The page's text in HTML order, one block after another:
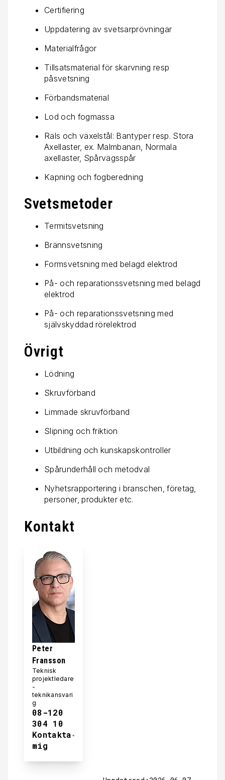
Certifiering
Uppdatering av svetsarprövningar
Materialfrågor
Tillsatsmaterial för skarvning resp
påsvetsning
Förbandsmaterial
Lod och fogmassa
Räls och växelstål: Bantyper resp. Stora
Axellaster, ex. Malmbanan, Normala
axellaster, Spårvägsspår
Kapning och fogberedning
Svetsmetoder
Termitsvetsning
Brännsvetsning
Formsvetsning med belagd elektrod
På- och reparationssvetsning med belagd
elektrod
På- och reparationssvetsning med
självskyddad rörelektrod
Övrigt
Lödning
Skruvförband
Limmade skruvförband
Slipning och friktion
Utbildning och kunskapskontroller
Spårunderhåll och metodval
Nyhetsrapportering i branschen, företag,
personer, produkter etc.
Kontakt
Peter
Fransson
Teknisk
projektledare
-
teknikansvari
g
08-120
304 10
Kontakta
mig